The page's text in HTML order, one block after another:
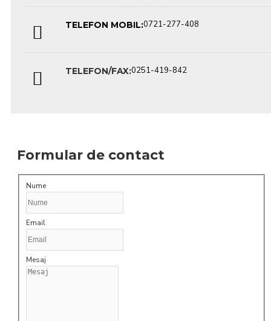
TELEFON MOBIL:0721-277-408
TELEFON/FAX:0251-419-842
Formular de contact
Nume
Email
Mesaj